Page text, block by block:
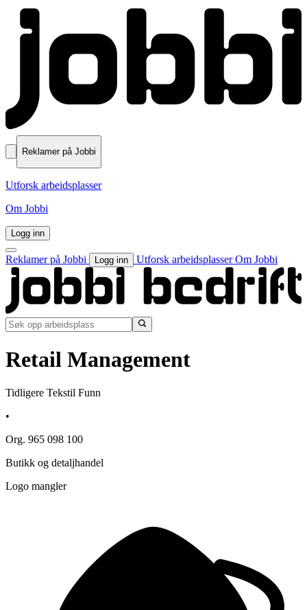
Reklamer på Jobbi
Utforsk arbeidsplasser
Om Jobbi
Logg inn
Reklamer på Jobbi Logg inn Utforsk arbeidsplasserOm Jobbi
Retail Management
Tidligere Tekstil Funn
•
Org. 965 098 100
Butikk og detaljhandel
Logo mangler